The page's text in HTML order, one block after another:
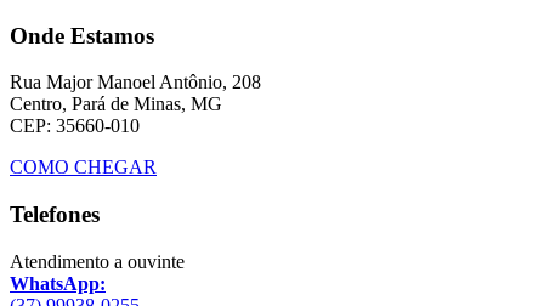
Onde Estamos
Rua Major Manoel Antônio, 208
Centro, Pará de Minas, MG
CEP: 35660-010
COMO CHEGAR
Telefones
Atendimento a ouvinte
WhatsApp: